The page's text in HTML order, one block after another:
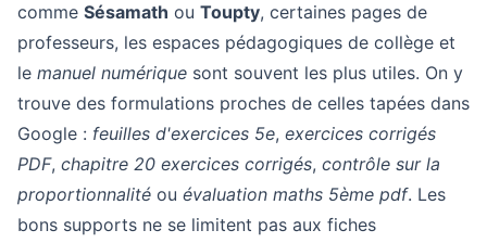
comme Sésamath ou Toupty, certaines pages de
professeurs, les espaces pédagogiques de collège et
le manuel numérique sont souvent les plus utiles. On y
trouve des formulations proches de celles tapées dans
Google : feuilles d'exercices 5e, exercices corrigés
PDF, chapitre 20 exercices corrigés, contrôle sur la
proportionnalité ou évaluation maths 5ème pdf. Les
bons supports ne se limitent pas aux fiches